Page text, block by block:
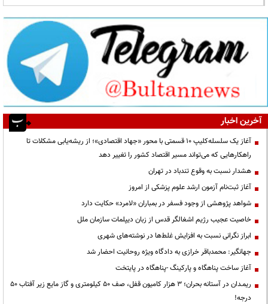
آخرین اخبار
آغاز یک سلسله‌کلیپ ۱۰ قسمتی با محور «جهاد اقتصادی»؛ از ریشه‌یابی مشکلات تا
راهکارهایی که می‌تواند مسیر اقتصاد کشور را تغییر دهد
هشدار نسبت به وقوع تندباد در تهران
آغاز ثبت‌نام آزمون ارشد علوم پزشکی از امروز
شواهد پژوهشی از وجود فسفر در بمباران «لامرد» حکایت دارد
خاصیت عجیب رژیم اشغالگر قدس از زبان دیپلمات سازمان ملل
ابراز نگرانی نسبت به افزایش غلط‌ها در نوشته‌های شهری
جهانگیر: محمدباقر خرازی به دادگاه ویژه روحانیت احضار شد
آغاز ساخت پناهگاه و پارکینگ -پناهگاه در پایتخت
ریمـدان در آستانه بحران؛ ۳ هزار کامیون قفل، صف ۵۰ کیلومتری و گاز مایع زیر آفتاب ۵۰
درجه!